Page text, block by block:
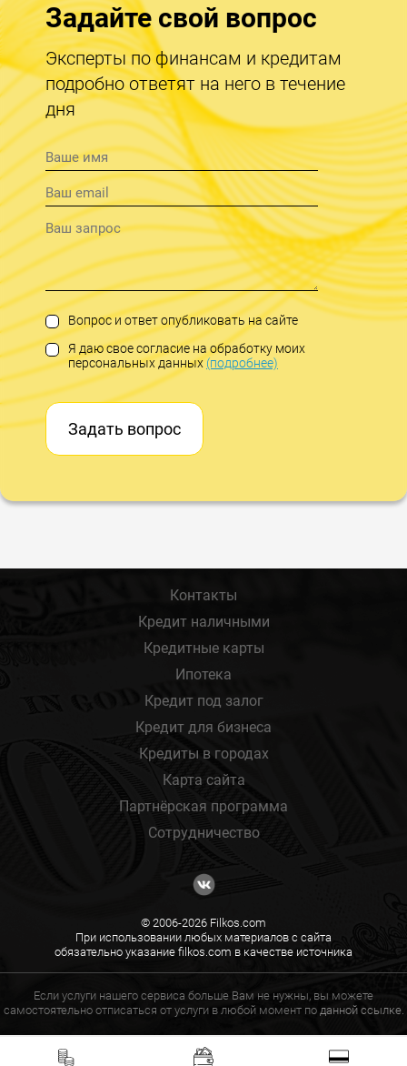
Задайте свой вопрос
Эксперты по финансам и кредитам
подробно ответят на него в течение
дня
Вопрос и ответ опубликовать на сайте
Я даю свое согласие на обработку моих
персональных данных(подробнее)
Задать вопрос
Контакты
Кредит наличными
Кредитные карты
Ипотека
Кредит под залог
Кредит для бизнеса
Кредиты в городах
Карта сайта
Партнёрская программа
Сотрудничество
© 2006-2026 Filkos.com
При использовании любых материалов с сайта
обязательно указание filkos.com в качестве источника
Если услуги нашего сервиса больше Вам не нужны, вы можете
самостоятельно отписаться от услуги в любой момент по данной ссылке.